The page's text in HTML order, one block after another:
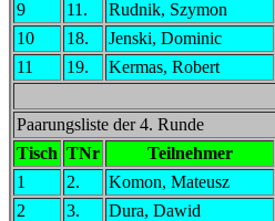
9
11. Rudnik, Szymon
10
18. Jenski, Dominic
11
19. Kermas, Robert
Paarungsliste der 4. Runde
Tisch TNr Teilnehmer
1
2. Komon, Mateusz
2
3. Dura, Dawid